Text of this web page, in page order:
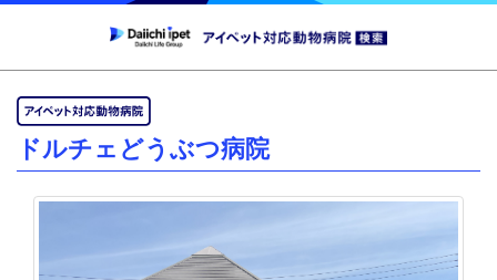
ドルチェどうぶつ病院